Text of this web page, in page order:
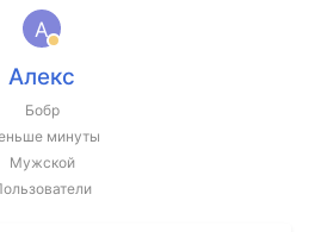
А
Алекс
Бобр
минуты
Мужской